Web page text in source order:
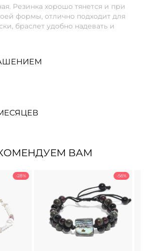
Резинка хорошо тянется и при
формы, отлично подходит для
браслет удобно надевать и
ВАМ
-28% -56%